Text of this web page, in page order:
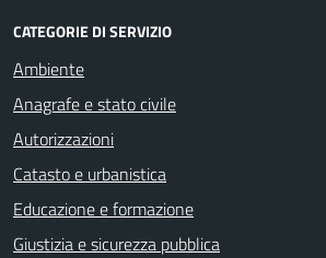
CATEGORIE DI SERVIZIO
Ambiente
Anagrafe e stato civile
Autorizzazioni
Catasto e urbanistica
Educazione e formazione
Giustizia e sicurezza pubblica